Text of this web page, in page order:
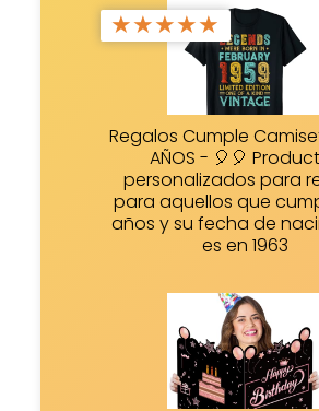
★★★★★
Regalos Cumple
AÑOS - 🎈🎈
personalizados para
para aquellos que
años y su fecha de
es en 1963